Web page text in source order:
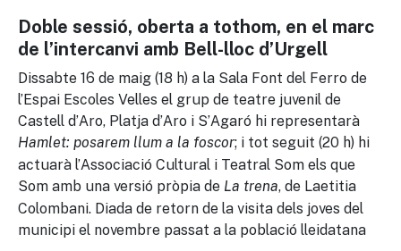
Doble sessió, oberta a tothom, en el marc
de l’intercanvi amb Bell-lloc d’Urgell
Dissabte 16 de maig (18 h) a la Sala Font del Ferro de
l’Espai Escoles Velles el grup de teatre juvenil de
Castell d’Aro, Platja d’Aro i S’Agaró hi representarà
Hamlet: posarem llum a la foscor; i tot seguit (20 h) hi
actuarà l’Associació Cultural i Teatral Som els que
Som amb una versió pròpia de La trena, de Laetitia
Colombani. Diada de retorn de la visita dels joves del
municipi el novembre passat a la població lleidatana